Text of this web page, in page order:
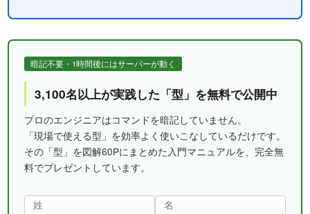
暗記不要・1時間後にはサーバーが動く
3,100名以上が実践した「型」を無料で公開中
プロのエンジニアはコマンドを暗記していません。
「現場で使える型」を効率よく使いこなしているだけです。
その「型」を図解60Pにまとめた入門マニュアルを、完全無
料でプレゼントしています。